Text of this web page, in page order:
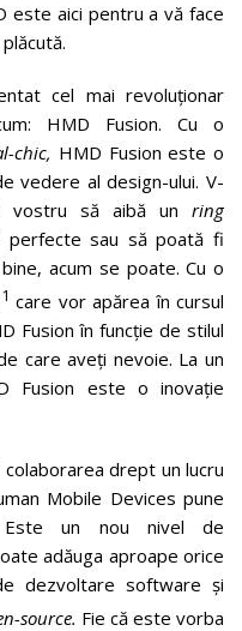
este aici pentru a vă face
cel mai revoluționar
HMD Fusion. Cu o
chic, HMD Fusion este o
vedere al design-ului. V-
vostru să aibă un ring
sau să poată fi
acum se poate. Cu o
1 care vor apărea în cursul
Fusion în funcție de stilul
care aveți nevoie. La un
Fusion este o inovație
drept un lucru
Mobile Devices pune
Este un nou nivel de
adăuga aproape orice
dezvoltare software și
source. Fie că este vorba